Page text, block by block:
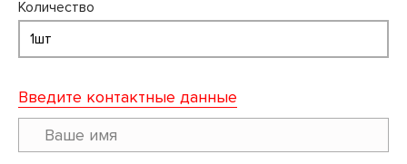
Количество
Введите контактные данные